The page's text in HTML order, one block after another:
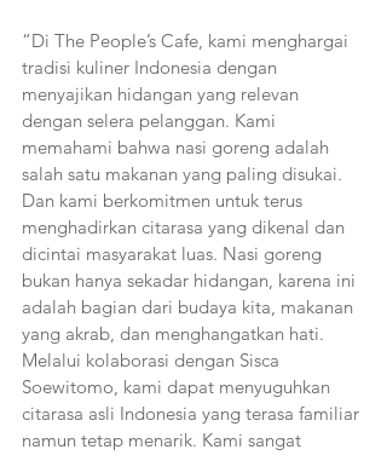
“Di The People’s Cafe, kami menghargai
tradisi kuliner Indonesia dengan
menyajikan hidangan yang relevan
dengan selera pelanggan. Kami
memahami bahwa nasi goreng adalah
salah satu makanan yang paling disukai.
Dan kami berkomitmen untuk terus
menghadirkan citarasa yang dikenal dan
dicintai masyarakat luas. Nasi goreng
bukan hanya sekadar hidangan, karena ini
adalah bagian dari budaya kita, makanan
yang akrab, dan menghangatkan hati.
Melalui kolaborasi dengan Sisca
Soewitomo, kami dapat menyuguhkan
citarasa asli Indonesia yang terasa familiar
namun tetap menarik. Kami sangat